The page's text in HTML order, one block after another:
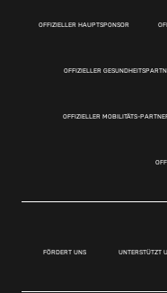
OFFIZIELLER HAUPTSPONSOR
OFFIZIELLER
OFFIZIELLER MOBILITÄTS-
FÖRDERT UNS UNTERSTÜTZT